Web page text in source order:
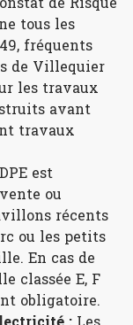
tous les
fréquents
de Villequier
les travaux
avant
travaux
est
ou
récents
ou les petits
En cas de
classée E, F
obligatoire.